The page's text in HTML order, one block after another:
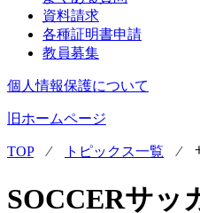
資料請求
各種証明書申請
教員募集
個人情報保護について
旧ホームページ
TOP⁄ トピックス一覧 ⁄
SOCCERサッ